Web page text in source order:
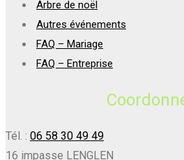
Arbre de noël
Autres événements
FAQ – Mariage
FAQ – Entreprise
Tél. : 06 58 30 49 49
16 impasse LENGLEN